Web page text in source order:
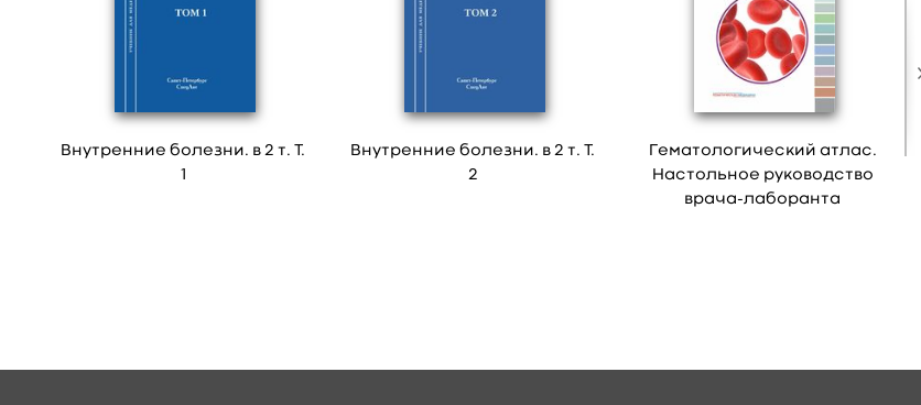
Внутренние болезни. в 2 т. Т.
1
Внутренние болезни. в 2 т. Т.
2
Гематологический атлас.
Настольное руководство
врача-лаборанта